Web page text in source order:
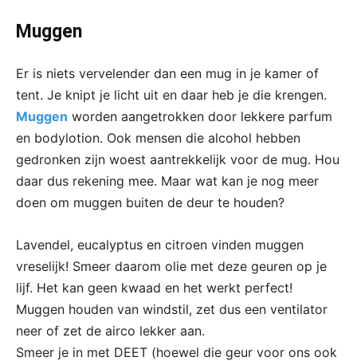
Muggen
Er is niets vervelender dan een mug in je kamer of
tent. Je knipt je licht uit en daar heb je die krengen.
Muggen worden aangetrokken door lekkere parfum
en bodylotion. Ook mensen die alcohol hebben
gedronken zijn woest aantrekkelijk voor de mug. Hou
daar dus rekening mee. Maar wat kan je nog meer
doen om muggen buiten de deur te houden?
Lavendel, eucalyptus en citroen vinden muggen
vreselijk! Smeer daarom olie met deze geuren op je
lijf. Het kan geen kwaad en het werkt perfect!
Muggen houden van windstil, zet dus een ventilator
neer of zet de airco lekker aan.
Smeer je in met DEET (hoewel die geur voor ons ook